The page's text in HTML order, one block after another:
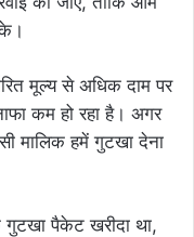
मूल्य से अधिक दाम पर
कम हो रहा है। अगर
मालिक हमें गुटखा देना
गुटखा पैकेट खरीदा था,